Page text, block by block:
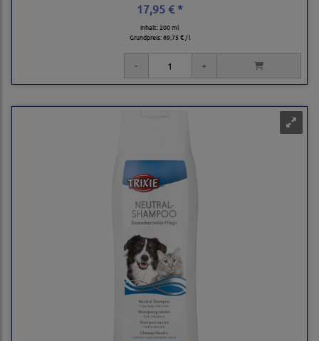
17,95 € *
Inhalt: 200 ml
Grundpreis:89,75 € / l